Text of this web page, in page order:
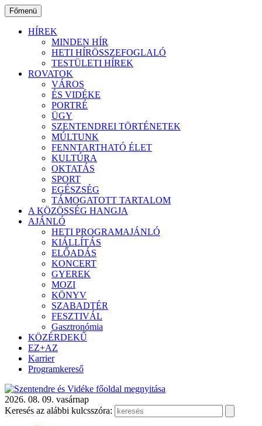
Ugrás
a
tartalomhoz
Főmenü
HÍREK
MINDEN HÍR
HETI HÍRÖSSZEFOGLALÓ
TESTÜLETI HÍREK
ROVATOK
VÁROS
ÉS VIDÉKE
PORTRÉ
ÜGY
SZENTENDREI TÖRTÉNETEK
MÚLTUNK
FENNTARTHATÓ ÉLET
KULTÚRA
OKTATÁS
SPORT
EGÉSZSÉG
TÁMOGATOTT TARTALOM
A KÖZÖSSÉG HANGJA
AJÁNLÓ
HETI PROGRAMAJÁNLÓ
KIÁLLÍTÁS
ELŐADÁS
KONCERT
GYEREK
MOZI
KÖNYV
SZABADTÉR
FESZTIVÁL
Gasztronómia
KÖZÉRDEKŰ
EZ+AZ
Karrier
Programkereső
2026. 08. 09. vasárnap
Keresés az alábbi kulcsszóra: